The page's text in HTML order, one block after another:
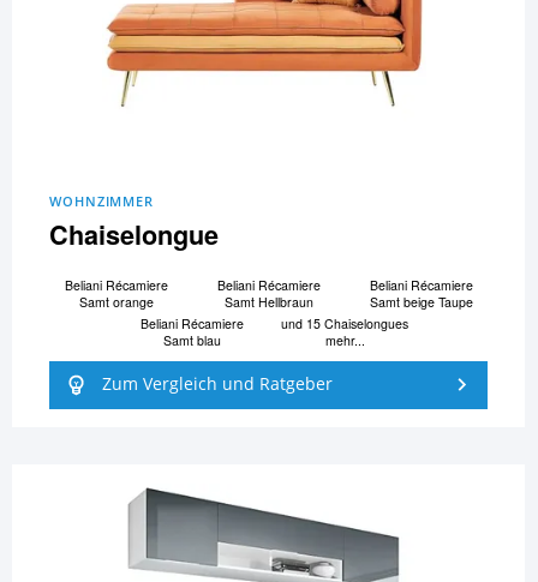
WOHNZIMMER
Chaiselongue
Beliani Ré­ca­mi­e­re
Samt orange
Beliani Ré­ca­mi­e­re
Samt Hellbraun
Beliani Ré­ca­mi­e­re
Samt beige Taupe
Beliani Ré­ca­mi­e­re
Samt blau
und 15 Chaiselongues
mehr...
Zum Vergleich und Ratgeber